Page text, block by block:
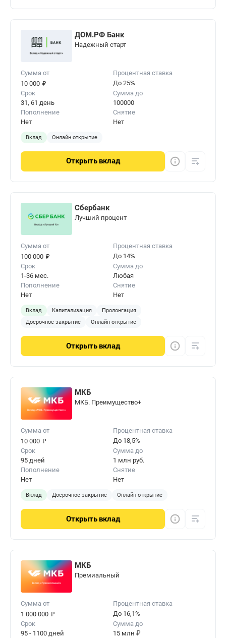
ДОМ.РФ Банк
Надежный старт
Сумма от
10 000 ₽
Процентная ставка
До 25%
Срок
31, 61 день
Сумма до
100000
Пополнение
Нет
Снятие
Нет
Вклад Онлайн открытие
Открыть вклад
Сбербанк
Лучший процент
Сумма от
100 000 ₽
Процентная ставка
До 14%
Срок
1-36 мес.
Сумма до
Любая
Пополнение
Нет
Снятие
Нет
Вклад Капитализация
Пролонгация
Досрочное закрытие
Онлайн открытие
Открыть вклад
МКБ
МКБ. Преимущество+
Сумма от
10 000 ₽
Процентная ставка
До 18,5%
Срок
95 дней
Сумма до
1 млн руб.
Пополнение
Нет
Снятие
Нет
Вклад Досрочное закрытие Онлайн открытие
Открыть вклад
МКБ
Премиальный
Сумма от
1 000 000 ₽
Процентная ставка
До 16,1%
Срок
95 - 1100 дней
Сумма до
15 млн ₽